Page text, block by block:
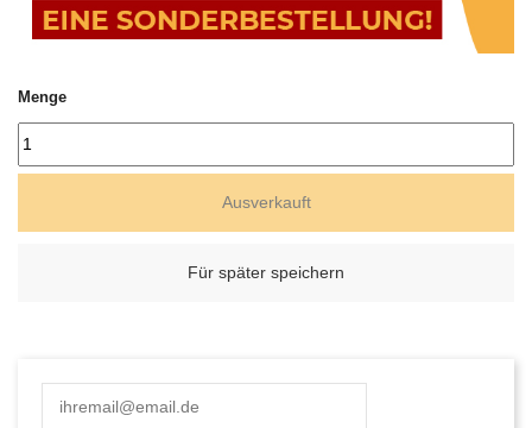
Menge
Ausverkauft
Für später speichern